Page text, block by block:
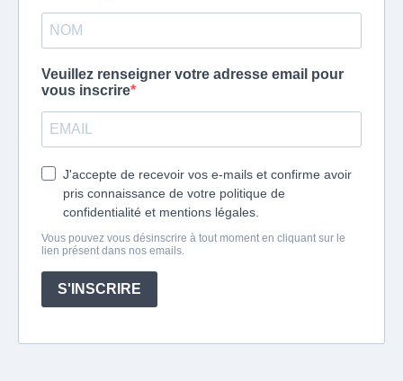
Veuillez renseigner votre adresse email pour
vous inscrire
J'accepte de recevoir vos e-mails et confirme avoir
pris connaissance de votre politique de
confidentialité et mentions légales.
Vous pouvez vous désinscrire à tout moment en cliquant sur le
lien présent dans nos emails.
S'INSCRIRE